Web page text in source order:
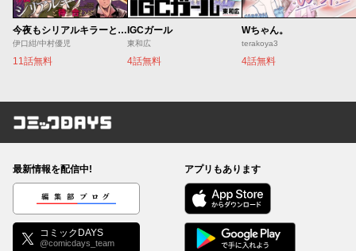
今夜もシリアルキラーと待ち合わせ
伊口紺/中村優児
11話無料
IGCガール
東和広
4話無料
Wちゃん。
terakoya3
4話無料
コミックDAYS
最新情報を配信中!
編集部ブログ
コミックDAYS
@comicdays_team
アプリもあります